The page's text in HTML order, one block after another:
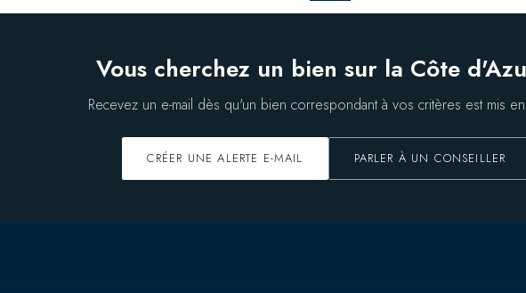
Vous cherchez un bien sur la Côte
Recevez un e-mail dès qu'un bien correspondant à vos critères est mis
CRÉER UNE ALERTE E-MAIL PARLER À UN CONSEILLER